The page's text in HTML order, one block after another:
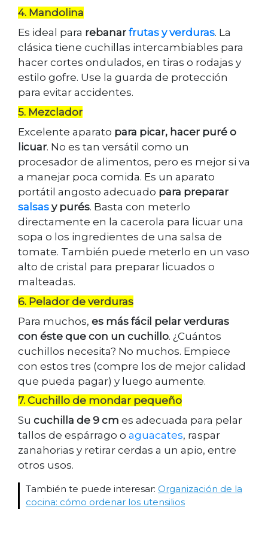
4. Mandolina
Es ideal para rebanar frutas y verduras. La
clásica tiene cuchillas intercambiables para
hacer cortes ondulados, en tiras o rodajas y
estilo gofre. Use la guarda de protección
para evitar accidentes.
5. Mezclador
Excelente aparato para picar, hacer puré o
licuar. No es tan versátil como un
procesador de alimentos, pero es mejor si va
a manejar poca comida. Es un aparato
portátil angosto adecuado para preparar
salsas y purés. Basta con meterlo
directamente en la cacerola para licuar una
sopa o los ingredientes de una salsa de
tomate. También puede meterlo en un vaso
alto de cristal para preparar licuados o
malteadas.
6. Pelador de verduras
Para muchos, es más fácil pelar verduras
con éste que con un cuchillo. ¿Cuántos
cuchillos necesita? No muchos. Empiece
con estos tres (compre los de mejor calidad
que pueda pagar) y luego aumente.
7. Cuchillo de mondar pequeño
Su cuchilla de 9 cm es adecuada para pelar
tallos de espárrago o aguacates, raspar
zanahorias y retirar cerdas a un apio, entre
otros usos.
También te puede interesar: Organización de la
cocina: cómo ordenar los utensilios